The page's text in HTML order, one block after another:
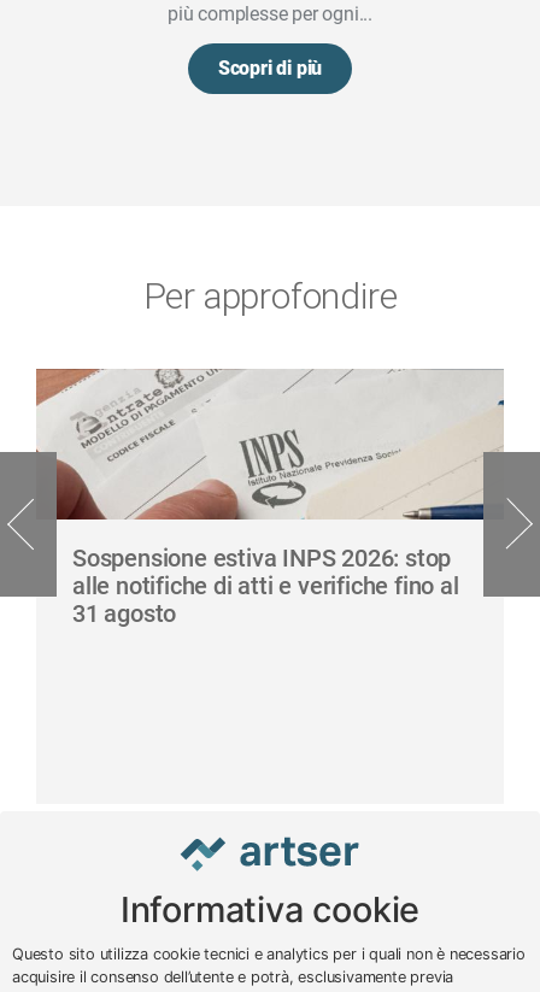
più complesse per ogni...
Scopri di più
Per approfondire
Sospensione estiva INPS 2026: stop
alle notifiche di atti e verifiche fino al
31 agosto
Informativa cookie
Questo sito utilizza cookie tecnici e analytics per i quali non è necessario
acquisire il consenso dell’utente e potrà, esclusivamente previa